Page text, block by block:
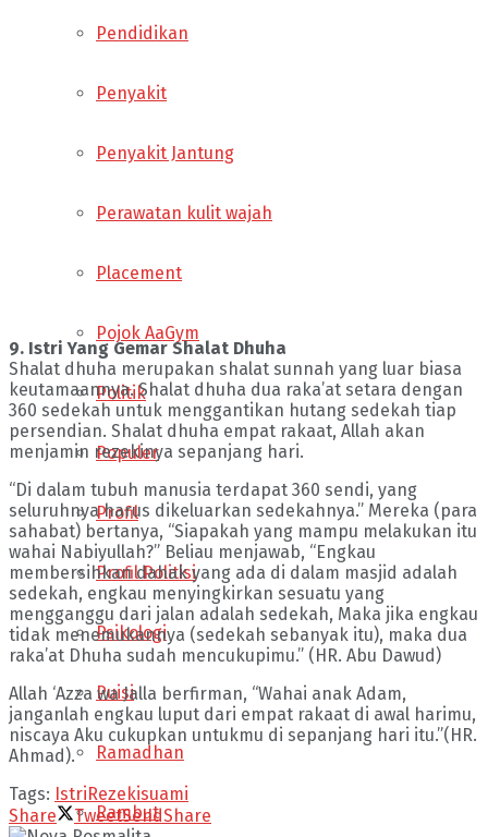
Pendidikan
Penyakit
Penyakit Jantung
Perawatan kulit wajah
Placement
Pojok AaGym
Politik
Populer
Profil
Profil Politisi
Psikologi
Puisi
Ramadhan
Rambut
9. Istri Yang Gemar Shalat Dhuha
Shalat dhuha merupakan shalat sunnah yang luar biasa
keutamaannya. Shalat dhuha dua raka’at setara dengan
360 sedekah untuk menggantikan hutang sedekah tiap
persendian. Shalat dhuha empat rakaat, Allah akan
menjamin rezekinya sepanjang hari.
“Di dalam tubuh manusia terdapat 360 sendi, yang
seluruhnya harus dikeluarkan sedekahnya.” Mereka (para
sahabat) bertanya, “Siapakah yang mampu melakukan itu
wahai Nabiyullah?” Beliau menjawab, “Engkau
membersihkan dahak yang ada di dalam masjid adalah
sedekah, engkau menyingkirkan sesuatu yang
mengganggu dari jalan adalah sedekah, Maka jika engkau
tidak menemukannya (sedekah sebanyak itu), maka dua
raka’at Dhuha sudah mencukupimu.” (HR. Abu Dawud)
Allah ‘Azza wa Jalla berfirman, “Wahai anak Adam,
janganlah engkau luput dari empat rakaat di awal harimu,
niscaya Aku cukupkan untukmu di sepanjang hari itu.”(HR.
Ahmad).
Tags: Istri Rezekisuami
Share
TweetSendShare